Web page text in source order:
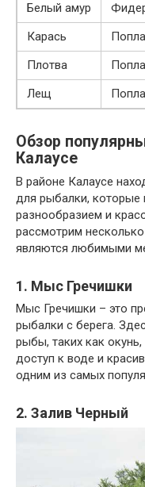
Белый амур
Карась
Плотва
Лещ
Обзор
Калаусе
В районе Калаусе
для рыбалки, которые
разнообразием и
рассмотрим
являются любимыми
1. Мыс Гречишки
Мыс Гречишки – это
рыбалки с берега.
рыбы, таких как
доступ к воде и
одним из самых
2. Залив Черный